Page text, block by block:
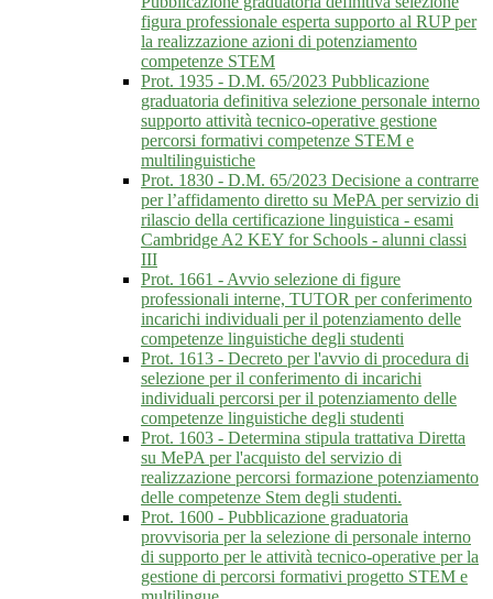
figura professionale esperta supporto al RUP per
la realizzazione azioni di potenziamento
competenze STEM
Prot. 1935 - D.M. 65/2023 Pubblicazione
graduatoria definitiva selezione personale interno
supporto attività tecnico-operative gestione
percorsi formativi competenze STEM e
multilinguistiche
Prot. 1830 - D.M. 65/2023 Decisione a contrarre
per l’affidamento diretto su MePA per servizio di
rilascio della certificazione linguistica - esami
Cambridge A2 KEY for Schools - alunni classi
III
Prot. 1661 - Avvio selezione di figure
professionali interne, TUTOR per conferimento
incarichi individuali per il potenziamento delle
competenze linguistiche degli studenti
Prot. 1613 - Decreto per l'avvio di procedura di
selezione per il conferimento di incarichi
individuali percorsi per il potenziamento delle
competenze linguistiche degli studenti
Prot. 1603 - Determina stipula trattativa Diretta
su MePA per l'acquisto del servizio di
realizzazione percorsi formazione potenziamento
delle competenze Stem degli studenti.
Prot. 1600 - Pubblicazione graduatoria
provvisoria per la selezione di personale interno
di supporto per le attività tecnico-operative per la
gestione di percorsi formativi progetto STEM e